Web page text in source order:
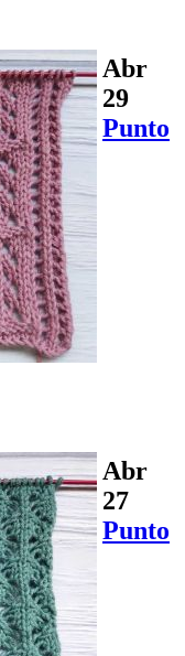
Abr
29
Punto
Abr
27
Punto